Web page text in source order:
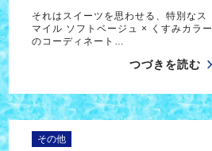
それはスイーツを思わせる、特別なス
マイル ソフトベージュ × くすみカラー
のコーディネート…
つづきを読む
その他